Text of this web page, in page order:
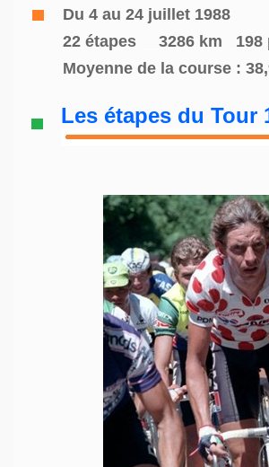
Du 4 au 24 juillet 1988
22 étapes
3286 km 198
Moyenne de la course :
Les étapes du Tour